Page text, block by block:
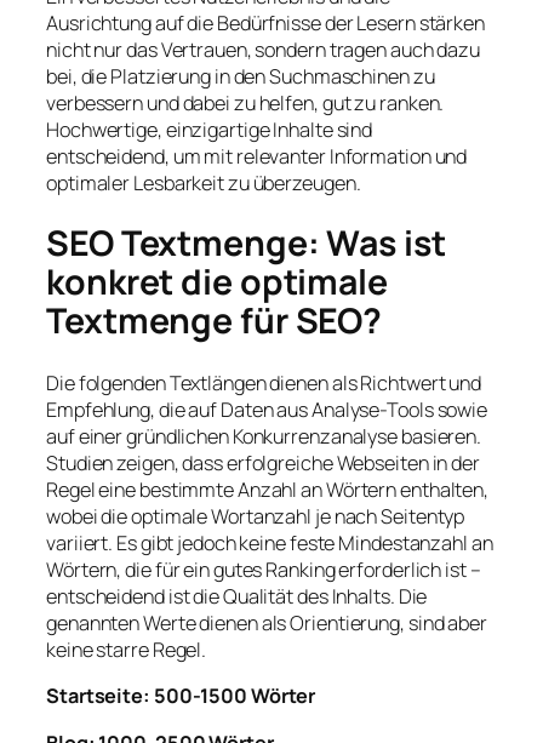
Ausrichtung auf die Bedürfnisse der Lesern stärken
nicht nur das Vertrauen, sondern tragen auch dazu
bei, die Platzierung in den Suchmaschinen zu
verbessern und dabei zu helfen, gut zu ranken.
Hochwertige, einzigartige Inhalte sind
entscheidend, um mit relevanter Information und
optimaler Lesbarkeit zu überzeugen.
SEO Textmenge: Was ist
konkret die optimale
Textmenge für SEO?
Die folgenden Textlängen dienen als Richtwert und
Empfehlung, die auf Daten aus Analyse-Tools sowie
auf einer gründlichen Konkurrenzanalyse basieren.
Studien zeigen, dass erfolgreiche Webseiten in der
Regel eine bestimmte Anzahl an Wörtern enthalten,
wobei die optimale Wortanzahl je nach Seitentyp
variiert. Es gibt jedoch keine feste Mindestanzahl an
Wörtern, die für ein gutes Ranking erforderlich ist –
entscheidend ist die Qualität des Inhalts. Die
genannten Werte dienen als Orientierung, sind aber
keine starre Regel.
Startseite: 500-1500 Wörter